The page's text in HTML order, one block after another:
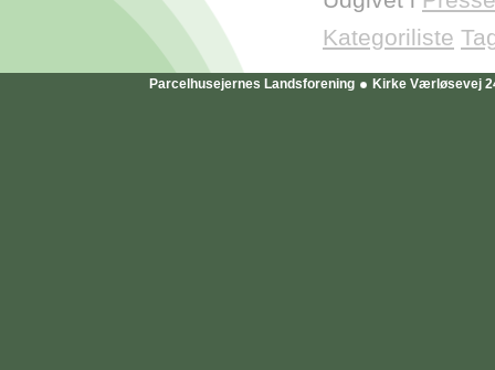
Kategoriliste
Parcelhusejernes Landsforening Kirke Værløsevej